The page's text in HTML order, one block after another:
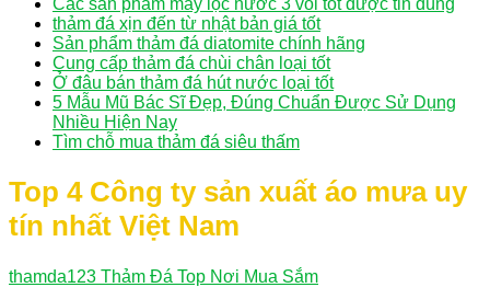
thảm đá xịn đến từ nhật bản giá tốt
Sản phẩm thảm đá diatomite chính hãng
Cung cấp thảm đá chùi chân loại tốt
Ở đâu bán thảm đá hút nước loại tốt
5 Mẫu Mũ Bác Sĩ Đẹp, Đúng Chuẩn Được Sử Dụng
Nhiều Hiện Nay
Tìm chỗ mua thảm đá siêu thấm
Top 4 Công ty sản xuất áo mưa uy
tín nhất Việt Nam
thamda123 Thảm Đá Top Nơi Mua Sắm